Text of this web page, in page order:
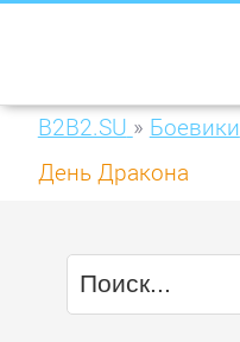
B2B2.SU » Боевики
День Дракона